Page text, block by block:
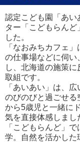
認定こども園「あい
ター「こどもらんど
した。
「なおみちカフェ
の仕事場などに伺い
し、北海道の施策に
取組です。
「あいあい」は、
のびのびと過ごせ
から5歳児と一緒に
気を直接体感しまし
「こどもらんど」
学。自然を活かした